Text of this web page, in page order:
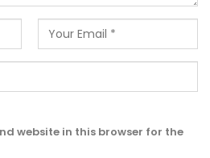
website in this browser for the